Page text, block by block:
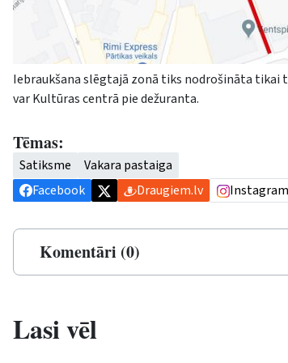
Iebraukšana slēgtajā zonā tiks nodrošināta tikai
var Kultūras centrā pie dežuranta.
Tēmas:
Satiksme
Vakara pastaiga
Facebook
Draugiem.lv Instagram
Komentāri (0)
Lasi vēl